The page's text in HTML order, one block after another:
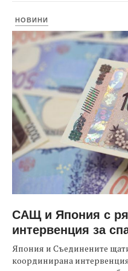
НОВИНИ
САЩ и Япония с
интервенция за
Япония и Съединените
координирана